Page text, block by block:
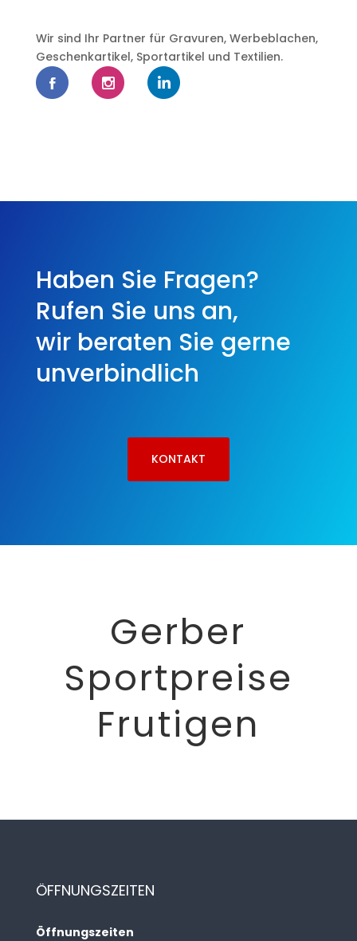
Wir sind Ihr Partner für Gravuren, Werbeblachen,
Geschenkartikel, Sportartikel und Textilien.
Haben Sie Fragen?
Rufen Sie uns an,
wir beraten Sie gerne
unverbindlich
KONTAKT
Gerber
Sportpreise
Frutigen
ÖFFNUNGSZEITEN
Öffnungszeiten